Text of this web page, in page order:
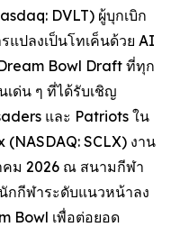
DVLT) ผู้บุกเบิก
ปลงเป็นโทเค็นด้วย AI
Bowl Draft ที่ทุก
เด่น ๆ ที่ได้รับเชิญ
และ Patriots ใน
SCLX) งาน
ม 2026 ณ สนามกีฬา
กกีฬาระดับแนวหน้าลง
Bowl เพื่อต่อยอด